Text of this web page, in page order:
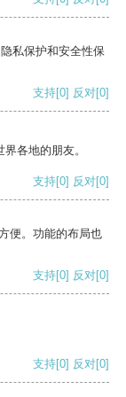
私保护和安全性保
支持[0] 反对[0]
各地的朋友。
支持[0] 反对[0]
便。功能的布局也
支持[0] 反对[0]
支持[0] 反对[0]